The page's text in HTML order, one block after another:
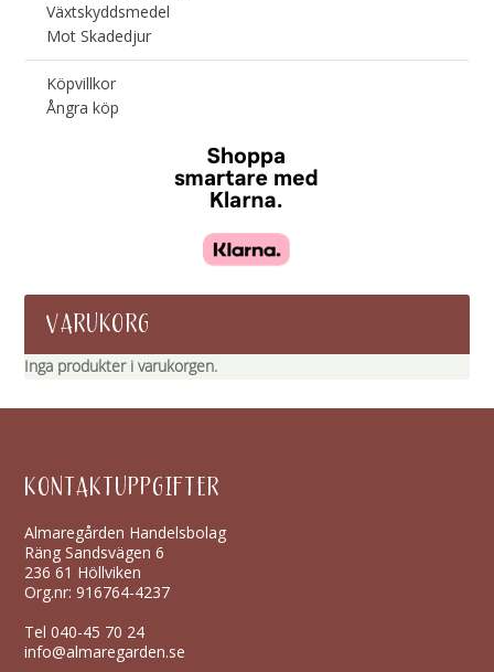
Växtskyddsmedel
Mot Skadedjur
Köpvillkor
Ångra köp
VARUKORG
Inga produkter i varukorgen.
KONTAKTUPPGIFTER
Almaregården Handelsbolag
Räng Sandsvägen 6
236 61 Höllviken
Org.nr: 916764-4237
Tel040-45 70 24
info@almaregarden.se